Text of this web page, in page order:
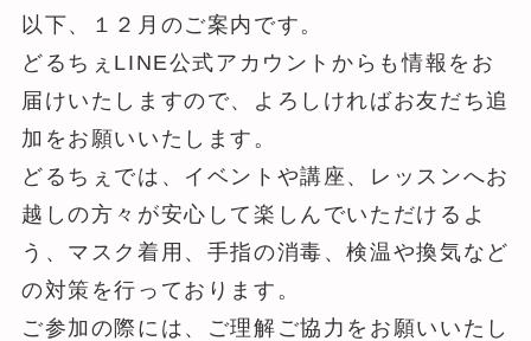
以下、１２月のご案内です。
どるちぇLINE公式アカウントからも情報をお
届けいたしますので、よろしければお友だち追
加をお願いいたします。
どるちぇでは、イベントや講座、レッスンへお
越しの方々が安心して楽しんでいただけるよ
う、マスク着用、手指の消毒、検温や換気など
の対策を行っております。
ご参加の際には、ご理解ご協力をお願いいたし